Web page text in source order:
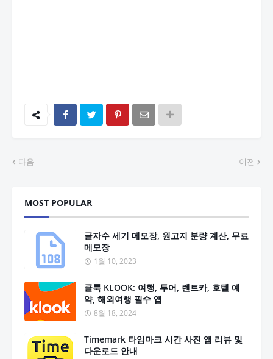
다음 이전
MOST POPULAR
글자수 세기 메모장, 원고지 분량 계산, 무료
메모장
1월 10, 2023
클룩 KLOOK: 여행, 투어, 렌트카, 호텔 예
약, 해외여행 필수 앱
8월 18, 2024
Timemark 타임마크 시간 사진 앱 리뷰 및
다운로드 안내